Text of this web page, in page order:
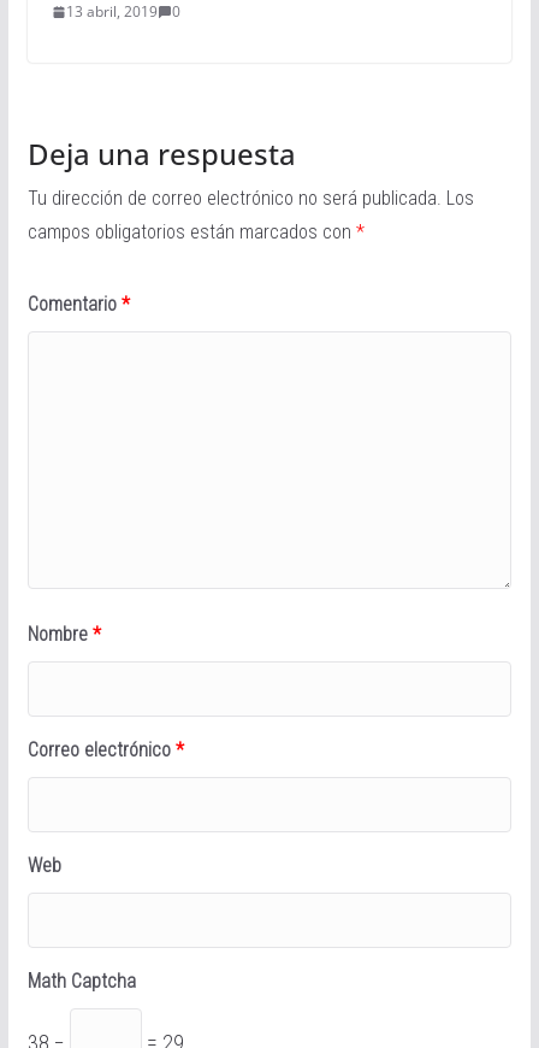
13 abril, 2019 0
Deja una respuesta
Tu dirección de correo electrónico no será publicada. Los
campos obligatorios están marcados con *
Comentario *
Nombre *
Correo electrónico *
Web
Math Captcha
38 − = 29